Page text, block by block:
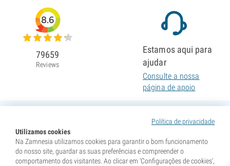
Política de privacidade
Utilizamos cookies
Na Zamnesia utilizamos cookies para garantir o bom funcionamento
do nosso site, guardar as suas preferências e compreender o
comportamento dos visitantes. Ao clicar em 'Configurações de cookies',
8.6
79659
Reviews
Estamos aqui para
ajudar
Consulte a nossa
página de apoio